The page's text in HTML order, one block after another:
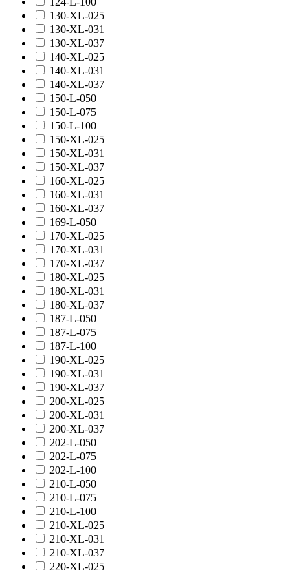
130-XL-025
130-XL-031
130-XL-037
140-XL-025
140-XL-031
140-XL-037
150-L-050
150-L-075
150-L-100
150-XL-025
150-XL-031
150-XL-037
160-XL-025
160-XL-031
160-XL-037
169-L-050
170-XL-025
170-XL-031
170-XL-037
180-XL-025
180-XL-031
180-XL-037
187-L-050
187-L-075
187-L-100
190-XL-025
190-XL-031
190-XL-037
200-XL-025
200-XL-031
200-XL-037
202-L-050
202-L-075
202-L-100
210-L-050
210-L-075
210-L-100
210-XL-025
210-XL-031
210-XL-037
220-XL-025